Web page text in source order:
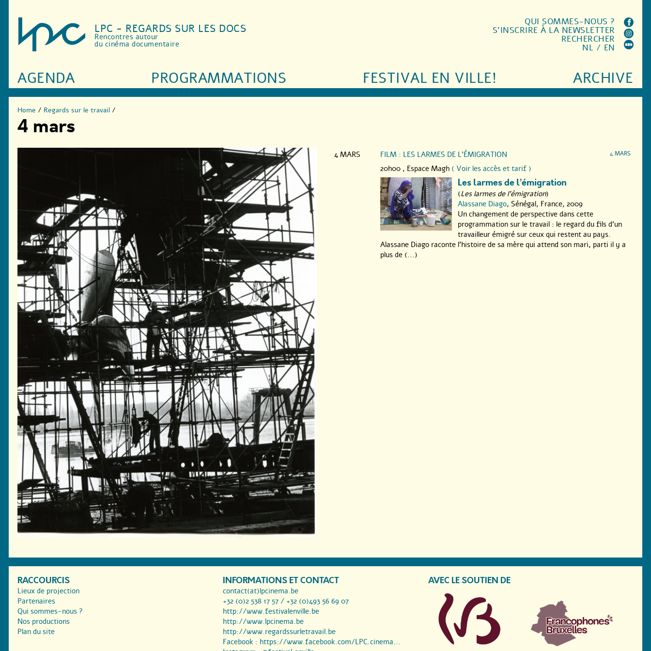
LPC - REGARDS SUR LES DOCS
Rencontres autour
du cinéma documentaire
AGENDA PROGRAMMATIONS FESTIVAL EN VILLE! ARCHIVE
QUI SOMMES-NOUS ?
S'INSCRIRE À LA NEWSLETTER
RECHERCHER
NL / EN
Home / Regards sur le travail /
4 mars
4 MARS FILM : LES LARMES DE L’ÉMIGRATION 4 MARS
20h00 , Espace Magh ( Voir les accès et tarif )
Les larmes de l’émigration
(Les larmes de l'émigration)
Alassane Diago, Sénégal, France, 2009
Un changement de perspective dans cette
programmation sur le travail : le regard du fils d’un
travailleur émigré sur ceux qui restent au pays.
Alassane Diago raconte l’histoire de sa mère qui attend son mari, parti il y a
plus de (...)
RACCOURCIS
Lieux de projection
Partenaires
Qui sommes-nous ?
Nos productions
Plan du site
INFORMATIONS ET CONTACT
contact(at)lpcinema.be
+32 (0)2 538 17 57 / +32 (0)493 56 69 07
http://www.festivalenville.be
http://www.lpcinema.be
http://www.regardssurletravail.be
Facebook : https://www.facebook.com/LPC.cinema...
AVEC LE SOUTIEN DE